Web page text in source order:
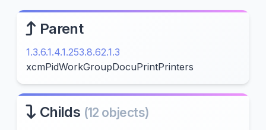
Parent
1.3.6.1.4.1.253.8.62.1.3
xcmPidWorkGroupDocuPrintPrinters
Childs (12 objects)